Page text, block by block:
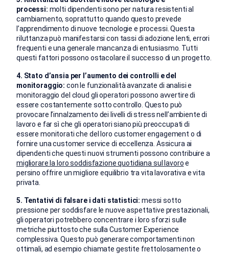
processi: molti dipendenti sono per natura resistenti al
cambiamento, soprattutto quando questo prevede
l’apprendimento di nuove tecnologie e processi. Questa
riluttanza può manifestarsi con tassi di adozione lenti, errori
frequenti e una generale mancanza di entusiasmo. Tutti
questi fattori possono ostacolare il successo di un progetto.
4. Stato d’ansia per l’aumento dei controlli e del
monitoraggio:con le funzionalità avanzate di analisi e
monitoraggio del cloud gli operatori possono avvertire di
essere costantemente sotto controllo. Questo può
provocare l’innalzamento dei livelli di stress nell’ambiente di
lavoro e far sì che gli operatori siano più preoccupati di
essere monitorati che del loro customer engagement o di
fornire una customer service di eccellenza. Assicura ai
dipendenti che questi nuovi strumenti possono contribuire a
migliorare la loro soddisfazione quotidiana sul lavoroe
persino offrire un migliore equilibrio tra vita lavorativa e vita
privata.
5. Tentativi di falsare i dati statistici: messi sotto
pressione per soddisfare le nuove aspettative prestazionali,
gli operatori potrebbero concentrare i loro sforzi sulle
metriche piuttosto che sulla Customer Experience
complessiva. Questo può generare comportamenti non
ottimali, ad esempio chiamate gestite frettolosamente o